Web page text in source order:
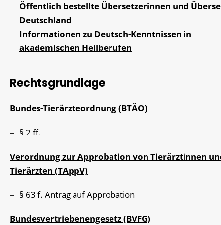
Öffentlich bestellte Übersetzerinnen und
Deutschland
Informationen zu Deutsch-Kenntnissen in
akademischen Heilberufen
Rechtsgrundlage
Bundes-Tierärzteordnung (BTÄO)
§ 2 ff.
Verordnung zur Approbation von Tierärztinnen
Tierärzten (TAppV)
§ 63 f. Antrag auf Approbation
Bundesvertriebenengesetz (BVFG)